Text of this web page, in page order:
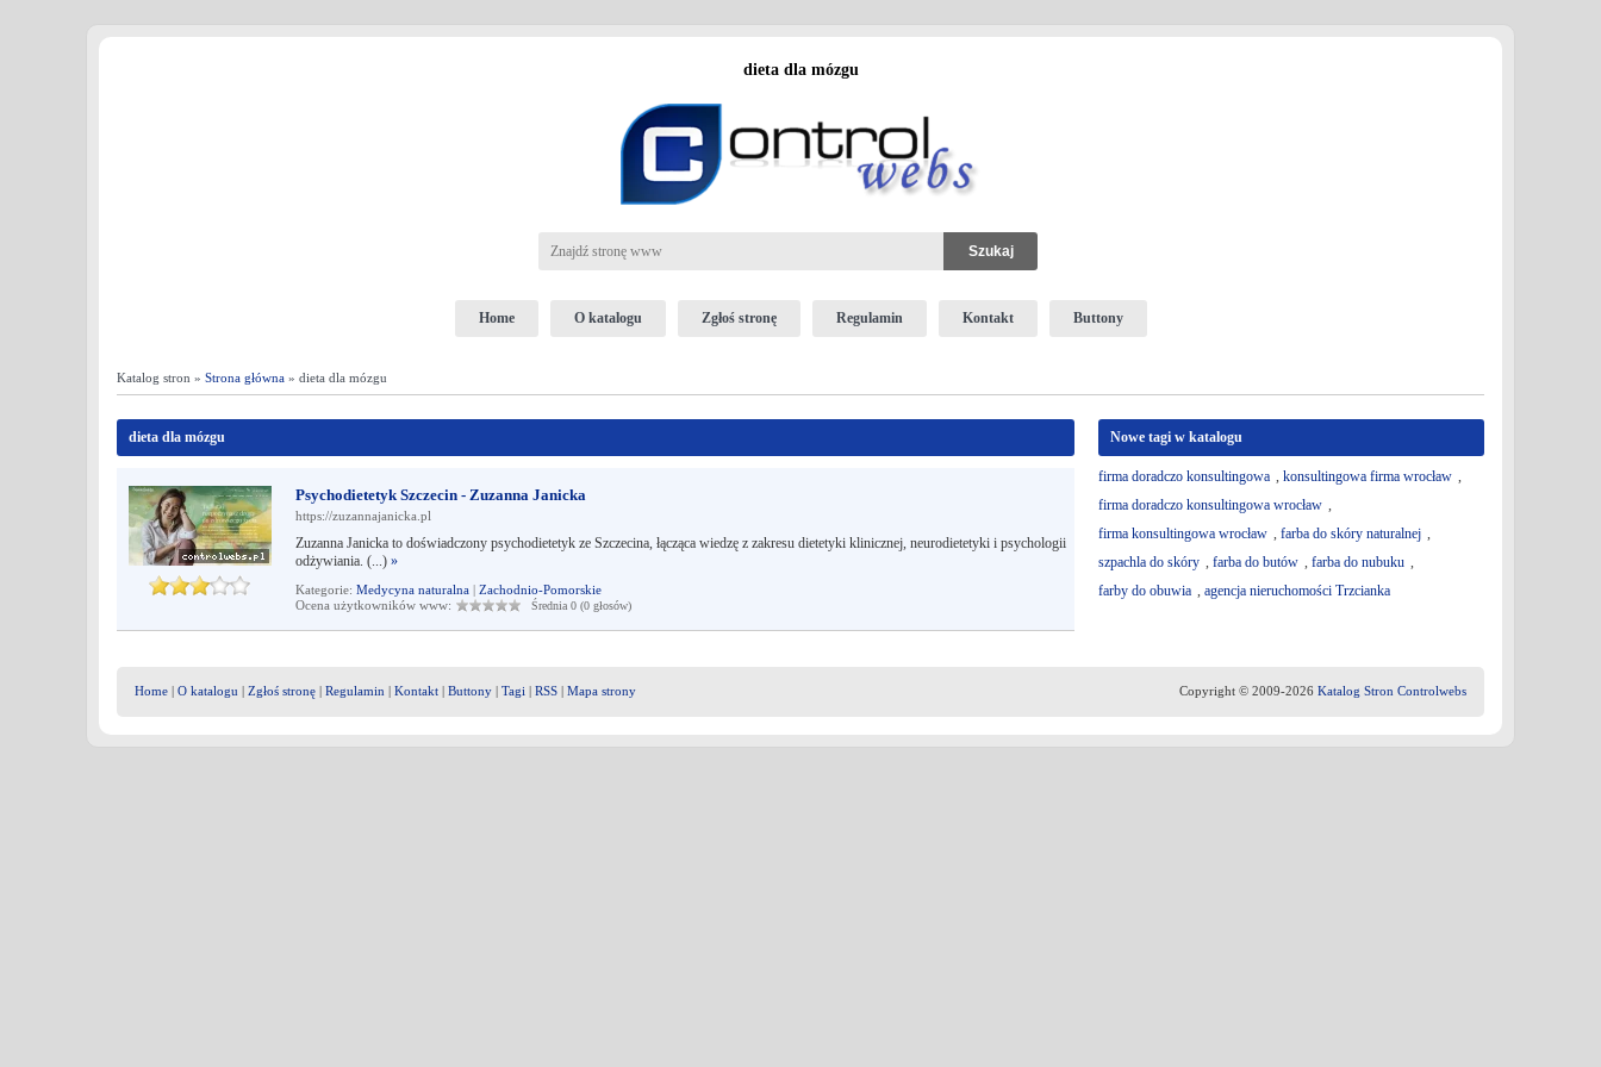
dieta dla mózgu
Home O katalogu Zgłoś stronę Regulamin Kontakt Buttony
Katalog stron » Strona główna » dieta dla mózgu
dieta dla mózgu
Psychodietetyk Szczecin - Zuzanna Janicka
https://zuzannajanicka.pl
Zuzanna Janicka to doświadczony psychodietetyk ze Szczecina, łącząca wiedzę z zakresu dietetyki klinicznej, neurodietetyki i psychologii
odżywiania. (...) »
Kategorie: Medycyna naturalna | Zachodnio-Pomorskie
Ocena użytkowników www:
Średnia 0 (0 głosów)
Nowe tagi w katalogu
firma doradczo konsultingowa , konsultingowa firma wrocław ,
firma doradczo konsultingowa wrocław ,
firma konsultingowa wrocław , farba do skóry naturalnej ,
szpachla do skóry , farba do butów , farba do nubuku ,
farby do obuwia , agencja nieruchomości Trzcianka
Home | O katalogu | Zgłoś stronę | Regulamin | Kontakt | Buttony | Tagi | RSS | Mapa strony Copyright © 2009-2026 Katalog Stron Controlwebs